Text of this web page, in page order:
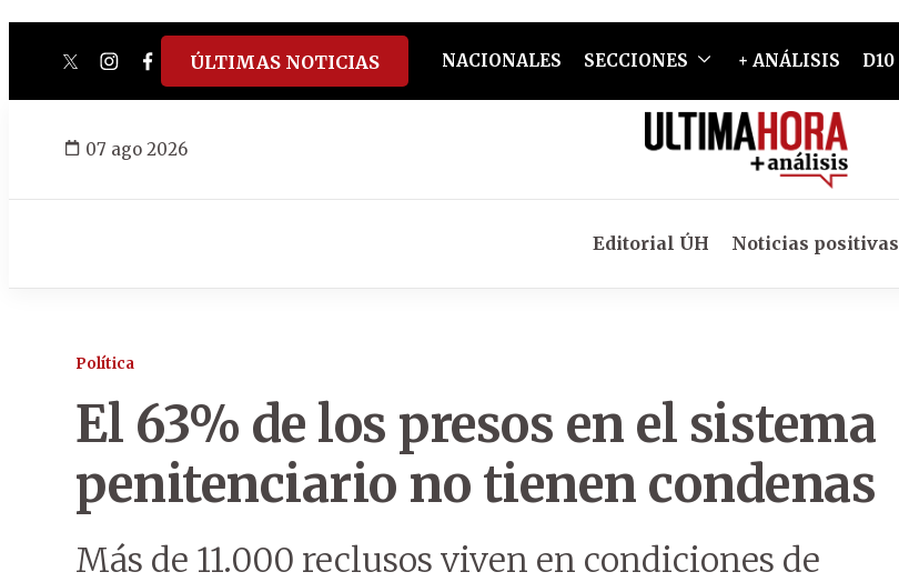
twitterinstagram
facebook
tiktokyoutube
spotify
ÚLTIMAS NOTICIAS NACIONALES SECCIONES + ANÁLISIS D10
07 ago 2026
Editorial ÚH Noticias positivas
Política
El 63% de los presos en el sistema
penitenciario no tienen condenas
Más de 11.000 reclusos viven en condiciones de